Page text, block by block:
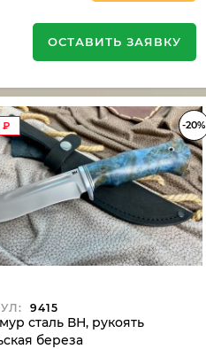
ОСТАВИТЬ ЗАЯВКУ
-20%
₽
9415
сталь ВН, рукоять
береза